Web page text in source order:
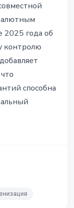
2025 года об
контролю
способна